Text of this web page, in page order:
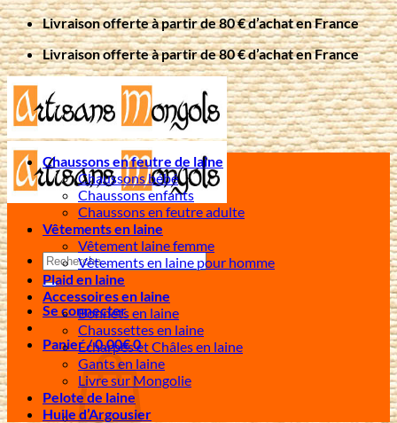
Passer
au
contenu
Livraison offerte à partir de 80 € d’achat en France
Livraison offerte à partir de 80 € d’achat en France
Recherche
pour :
Se connecter
Panier /0,00€0
Chaussons en feutre de laine
Chaussons bébé
Chaussons enfants
Chaussons en feutre adulte
Vêtements en laine
Vêtement laine femme
Vêtements en laine pour homme
Plaid en laine
Accessoires en laine
Bonnets en laine
Chaussettes en laine
Écharpes et Châles en laine
Gants en laine
Livre sur Mongolie
Pelote de laine
Huile d’Argousier